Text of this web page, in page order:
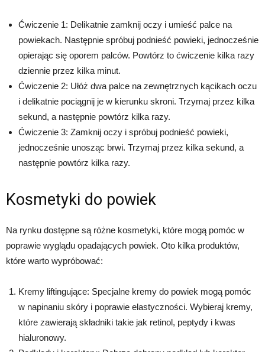
Ćwiczenie 1: Delikatnie zamknij oczy i umieść palce na
powiekach. Następnie spróbuj podnieść powieki, jednocześnie
opierając się oporem palców. Powtórz to ćwiczenie kilka razy
dziennie przez kilka minut.
Ćwiczenie 2: Ułóż dwa palce na zewnętrznych kącikach oczu
i delikatnie pociągnij je w kierunku skroni. Trzymaj przez kilka
sekund, a następnie powtórz kilka razy.
Ćwiczenie 3: Zamknij oczy i spróbuj podnieść powieki,
jednocześnie unosząc brwi. Trzymaj przez kilka sekund, a
następnie powtórz kilka razy.
Kosmetyki do powiek
Na rynku dostępne są różne kosmetyki, które mogą pomóc w
poprawie wyglądu opadających powiek. Oto kilka produktów,
które warto wypróbować:
Kremy liftingujące: Specjalne kremy do powiek mogą pomóc
w napinaniu skóry i poprawie elastyczności. Wybieraj kremy,
które zawierają składniki takie jak retinol, peptydy i kwas
hialuronowy.